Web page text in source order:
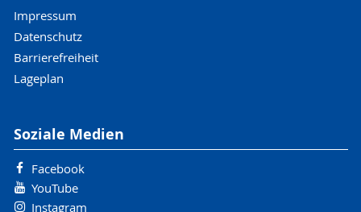
Impressum
Datenschutz
Barrierefreiheit
Lageplan
Soziale Medien
Facebook
YouTube
Instagram